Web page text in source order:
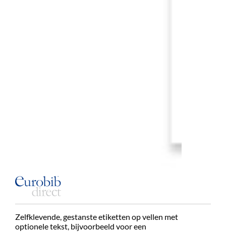
Zelfklevende, gestanste etiketten op vellen met
optionele tekst, bijvoorbeeld voor een